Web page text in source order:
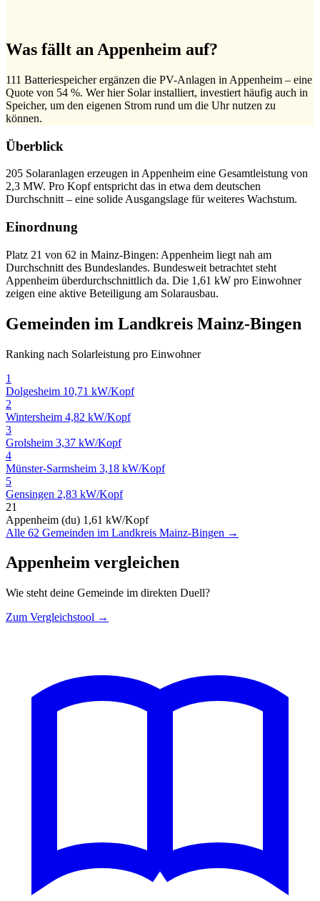
Was fällt an Appenheim auf?
111 Batteriespeicher ergänzen die PV-Anlagen in Appenheim – eine
Quote von 54 %. Wer hier Solar installiert, investiert häufig auch in
Speicher, um den eigenen Strom rund um die Uhr nutzen zu
können.
Überblick
205 Solaranlagen erzeugen in Appenheim eine Gesamtleistung von
2,3 MW. Pro Kopf entspricht das in etwa dem deutschen
Durchschnitt – eine solide Ausgangslage für weiteres Wachstum.
Einordnung
Platz 21 von 62 in Mainz-Bingen: Appenheim liegt nah am
Durchschnitt des Bundeslandes. Bundesweit betrachtet steht
Appenheim überdurchschnittlich da. Die 1,61 kW pro Einwohner
zeigen eine aktive Beteiligung am Solarausbau.
Gemeinden im Landkreis Mainz-Bingen
Ranking nach Solarleistung pro Einwohner
1
Dolgesheim 10,71 kW/Kopf
2
Wintersheim 4,82 kW/Kopf
3
Grolsheim 3,37 kW/Kopf
4
Münster-Sarmsheim 3,18 kW/Kopf
5
Gensingen 2,83 kW/Kopf
21
Appenheim (du) 1,61 kW/Kopf
Alle 62 Gemeinden im Landkreis Mainz-Bingen →
Appenheim vergleichen
Wie steht deine Gemeinde im direkten Duell?
Zum Vergleichstool →